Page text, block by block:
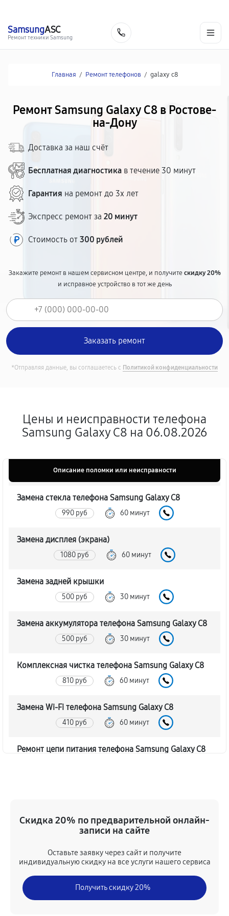
SamsungASC
Ремонт техники Samsung
Главная / Ремонт телефонов / galaxy c8
Ремонт Samsung Galaxy C8 в Ростове-
на-Дону
Доставка за наш счёт
Бесплатная диагностика в течение 30 минут
Гарантия на ремонт до 3х лет
Экспресс ремонт за 20 минут
Стоимость от 300 рублей
Закажите ремонт в нашем сервисном центре, и получитескидку 20%
и исправное устройство в тот же день
*Отправляя данные, вы соглашаетесь с Политикой конфиденциальности
Цены и неисправности телефона
Samsung Galaxy C8 на 06.08.2026
Описание поломки или неисправности
Замена стекла телефона Samsung Galaxy C8
990 руб 60 минут
Замена дисплея (экрана)
1080 руб 60 минут
Замена задней крышки
500 руб 30 минут
Замена аккумулятора телефона Samsung Galaxy C8
500 руб 30 минут
Комплексная чистка телефона Samsung Galaxy C8
810 руб 60 минут
Замена Wi-Fi телефона Samsung Galaxy C8
410 руб 60 минут
Ремонт цепи питания телефона Samsung Galaxy C8
Замена камеры телефона Samsung Galaxy C8
30 минут
Замена кнопки включения
680 руб 60 минут
Скидка 20% по предварительной онлайн-
записи на сайте
Оставьте заявку через сайт и получите
индивидуальную скидку на все услуги нашего сервиса
Получить скидку 20%